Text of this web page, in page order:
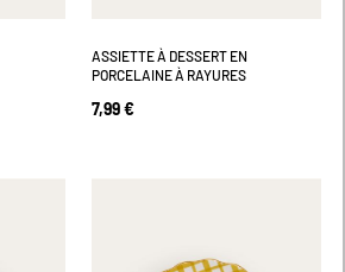
ASSIETTE À DESSERT EN
PORCELAINE À RAYURES
7,99 €